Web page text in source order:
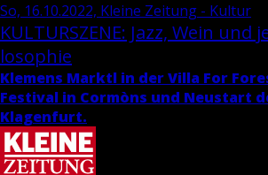
So, 16.10.2022, Kleine Zeitung - Kultur
KUL­TUR­SZE­NE: Jazz, Wein
lo­so­phie
Kle­mens Marktl in der Villa For
Fes­ti­val in Cormòns und Neu­start
Kla­gen­furt.